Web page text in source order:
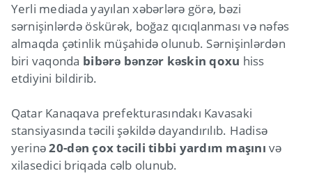
Yerli mediada yayılan xəbərlərə görə, bəzi
sərnişinlərdə öskürək, boğaz qıcıqlanması və nəfəs
almaqda çətinlik müşahidə olunub. Sərnişinlərdən
biri vaqonda bibərə bənzər kəskin qoxu hiss
etdiyini bildirib.
Qatar Kanaqava prefekturasındakı Kavasaki
stansiyasında təcili şəkildə dayandırılıb. Hadisə
yerinə20-dən çox təcili tibbi yardım maşını və
xilasedici briqada cəlb olunub.